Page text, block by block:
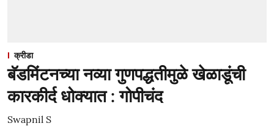
क्रीडा
बॅडमिंटनच्या नव्या गुणपद्धतीमुळे खेळाडूंची
कारकीर्द धोक्यात : गोपीचंद
Swapnil S